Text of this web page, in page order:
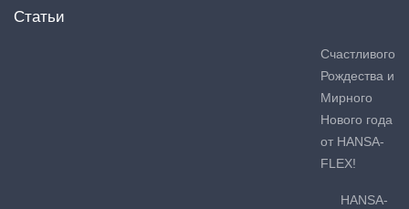
Статьи
Счастливого
Рождества и
Мирного
Нового года
от HANSA-
FLEX!
HANSA-